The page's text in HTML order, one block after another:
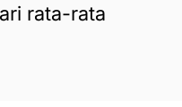
rata-rata